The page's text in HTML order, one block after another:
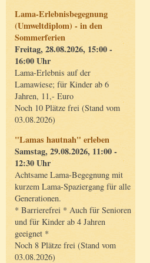
Lama-Erlebnisbegegnung
(Umweltdiplom) - in den
Sommerferien
Freitag, 28.08.2026, 15:00 -
16:00 Uhr
Lama-Erlebnis auf der
Lamawiese; für Kinder ab 6
Jahren, 11,- Euro
Noch 10 Plätze frei (Stand vom
03.08.2026)
"Lamas hautnah" erleben
Samstag, 29.08.2026, 11:00 -
12:30 Uhr
Achtsame Lama-Begegnung mit
kurzem Lama-Spaziergang für alle
Generationen.
* Barrierefrei * Auch für Senioren
und für Kinder ab 4 Jahren
geeignet *
Noch 8 Plätze frei (Stand vom
03.08.2026)